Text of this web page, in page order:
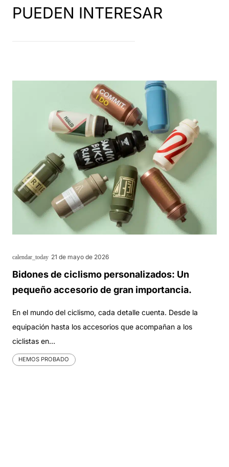
PUEDEN INTERESAR
calendar_today 21 de mayo de 2026
Bidones de ciclismo personalizados: Un
pequeño accesorio de gran importancia.
En el mundo del ciclismo, cada detalle cuenta. Desde la
equipación hasta los accesorios que acompañan a los
ciclistas en…
HEMOS PROBADO